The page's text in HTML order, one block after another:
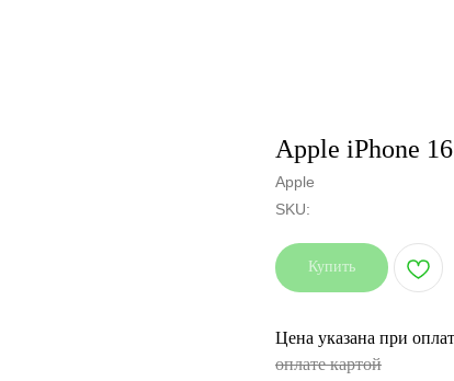
Apple iPhone
Apple
SKU:
Купить
Цена указана при
оплате картой